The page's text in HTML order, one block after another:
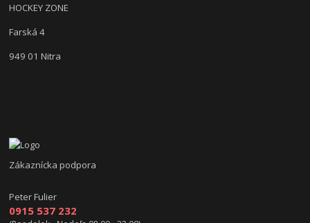
HOCKEY ZONE
Farská 4
949 01 Nitra
Zákaznícka podpora
Peter Fulier
0915 537 232